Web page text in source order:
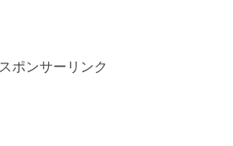
スポンサーリンク